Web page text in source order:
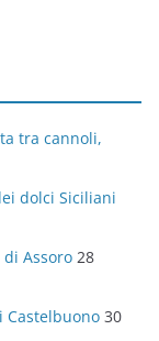
tra cannoli,
dolci Siciliani
Assoro 28
Castelbuono 30